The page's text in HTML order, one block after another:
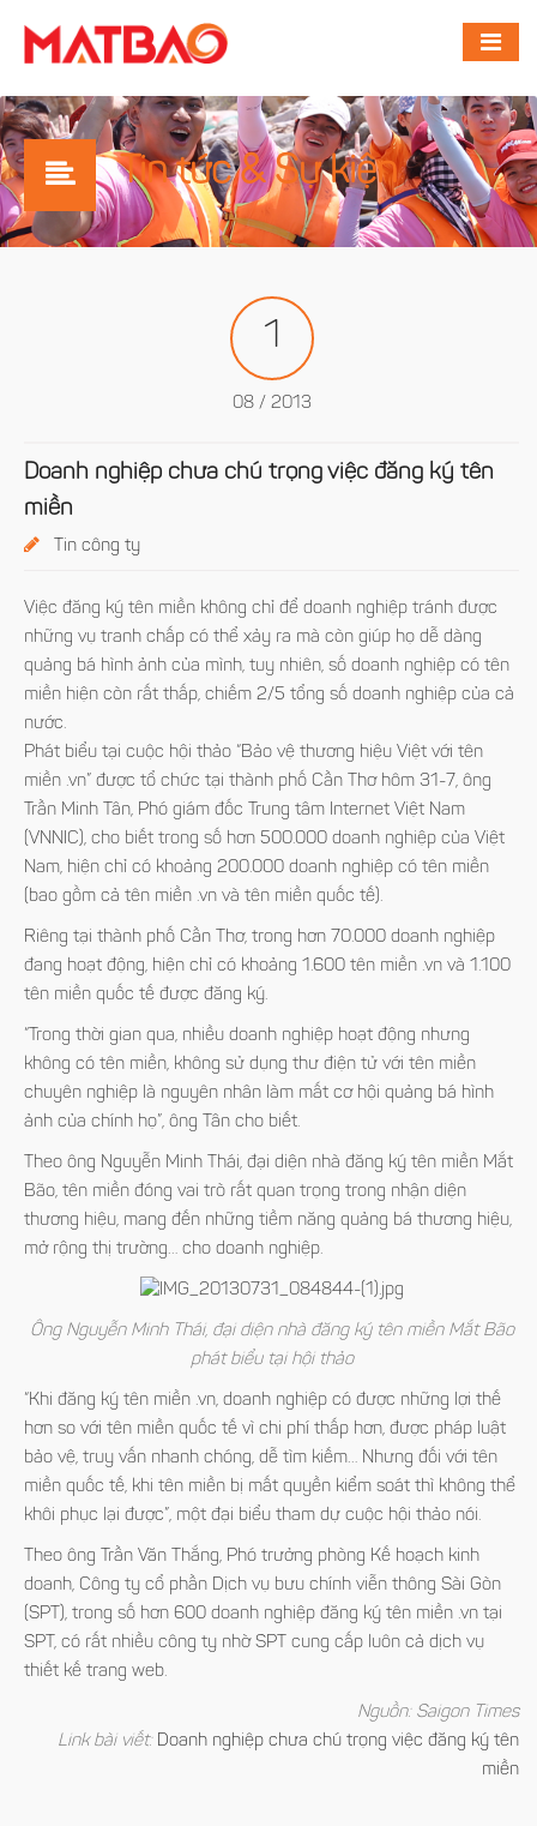
Tin tức & Sự kiện
1
08 / 2013
Doanh nghiệp chưa chú trọng việc đăng ký tên
miền
Tin công ty
Việc đăng ký tên miền không chỉ để doanh nghiệp tránh được
những vụ tranh chấp có thể xảy ra mà còn giúp họ dễ dàng
quảng bá hình ảnh của mình, tuy nhiên, số doanh nghiệp có tên
miền hiện còn rất thấp, chiếm 2/5 tổng số doanh nghiệp của cả
nước.
Phát biểu tại cuộc hội thảo “Bảo vệ thương hiệu Việt với tên
miền .vn” được tổ chức tại thành phố Cần Thơ hôm 31-7, ông
Trần Minh Tân, Phó giám đốc Trung tâm Internet Việt Nam
(VNNIC), cho biết trong số hơn 500.000 doanh nghiệp của Việt
Nam, hiện chỉ có khoảng 200.000 doanh nghiệp có tên miền
(bao gồm cả tên miền .vn và tên miền quốc tế).
Riêng tại thành phố Cần Thơ, trong hơn 70.000 doanh nghiệp
đang hoạt động, hiện chỉ có khoảng 1.600 tên miền .vn và 1.100
tên miền quốc tế được đăng ký.
“Trong thời gian qua, nhiều doanh nghiệp hoạt động nhưng
không có tên miền, không sử dụng thư điện tử với tên miền
chuyên nghiệp là nguyên nhân làm mất cơ hội quảng bá hình
ảnh của chính họ”, ông Tân cho biết.
Theo ông Nguyễn Minh Thái, đại diện nhà đăng ký tên miền Mắt
Bão, tên miền đóng vai trò rất quan trọng trong nhận diện
thương hiệu, mang đến những tiềm năng quảng bá thương hiệu,
mở rộng thị trường… cho doanh nghiệp.
Ông Nguyễn Minh Thái, đại diện nhà đăng ký tên miền Mắt Bão
phát biểu tại hội thảo
“Khi đăng ký tên miền .vn, doanh nghiệp có được những lợi thế
hơn so với tên miền quốc tế vì chi phí thấp hơn, được pháp luật
bảo vệ, truy vấn nhanh chóng, dễ tìm kiếm… Nhưng đối với tên
miền quốc tế, khi tên miền bị mất quyền kiểm soát thì không thể
khôi phục lại được”, một đại biểu tham dự cuộc hội thảo nói.
Theo ông Trần Văn Thắng, Phó trưởng phòng Kế hoạch kinh
doanh, Công ty cổ phần Dịch vụ bưu chính viễn thông Sài Gòn
(SPT), trong số hơn 600 doanh nghiệp đăng ký tên miền .vn tại
SPT, có rất nhiều công ty nhờ SPT cung cấp luôn cả dịch vụ
thiết kế trang web.
Nguồn: Saigon Times
Link bài viết: Doanh nghiệp chưa chú trọng việc đăng ký tên
miền